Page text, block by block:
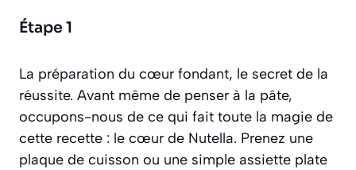
Étape 1
La préparation du cœur fondant, le secret de la
réussite. Avant même de penser à la pâte,
occupons-nous de ce qui fait toute la magie de
cette recette : le cœur de Nutella. Prenez une
plaque de cuisson ou une simple assiette plate